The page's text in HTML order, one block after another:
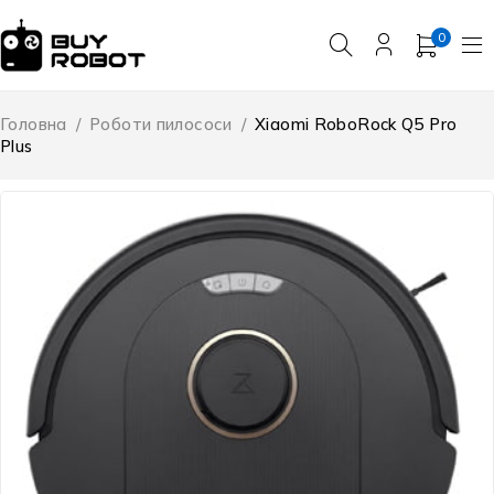
0
Головна / Роботи пилососи / Xiaomi RoboRock Q5 Pro
Plus